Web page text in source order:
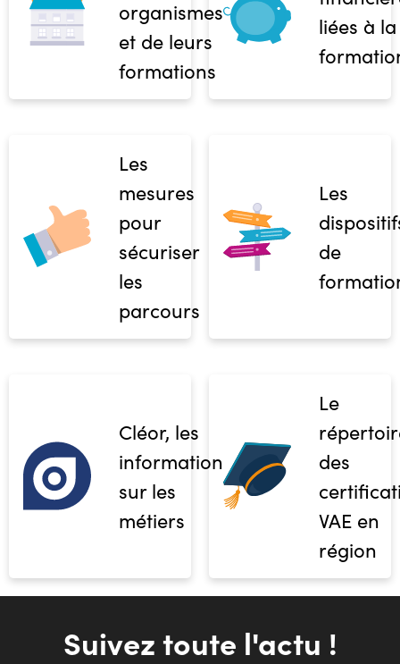
organismes
et de leurs
formations
liées à la
Les
mesures
pour
sécuriser
les
parcours
Les
de
Cléor, les
informations
sur les
métiers
Le
des
VAE en
région
Suivez toute l'actu !